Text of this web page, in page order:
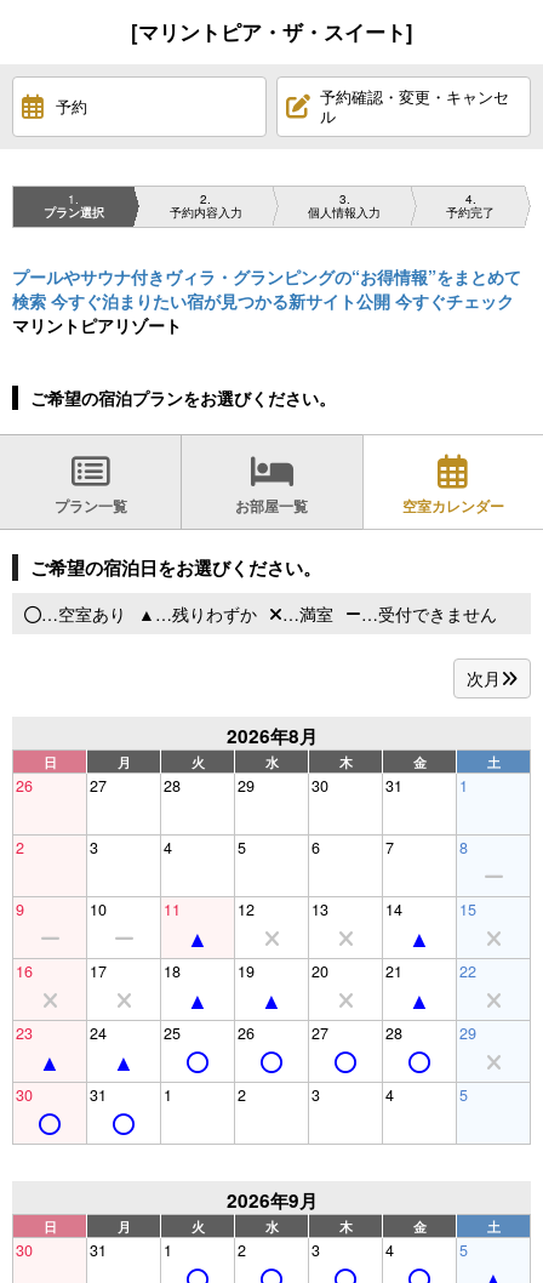
[マリントピア・ザ・スイート]
予約
予約確認・変更・キャンセ
ル
1
プラン選択
2
予約内容入力
3
個人情報入力
4
予約完了
プールやサウナ付きヴィラ・グランピングの“お得情報”をまとめて
検索 今すぐ泊まりたい宿が見つかる新サイト公開 今すぐチェック
マリントピアリゾート
ご希望の宿泊プランをお選びください。
プラン一覧 お部屋一覧 空室カレンダー
ご希望の宿泊日をお選びください。
…空室あり …残りわずか …満室 …受付できません
次月
2026年8月
日 月 火 水 木 金 土
26 27 28 29 30 31 1
2 3 4 5 6 7 8
9 10 11 12 13 14 15
16 17 18 19 20 21 22
23 24 25 26 27 28 29
30 31 1 2 3 4 5
2026年9月
日 月 火 水 木 金 土
30 31 1 2 3 4 5